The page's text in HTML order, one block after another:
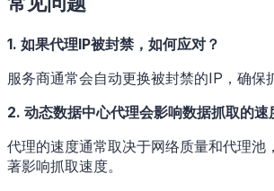
1. 如果代理IP被封禁，如何应对？
服务商通常会自动更换被封禁的IP，确保
2. 动态数据中心代理会影响数据抓取的速
代理的速度通常取决于网络质量和代理池
著影响抓取速度。